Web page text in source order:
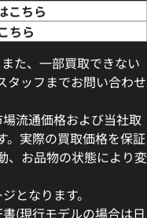
こちら
ちら
た、一部買取できない
タッフまでお問い合わせ
流通価格および当社取
。実際の買取価格を保証
、お品物の状態により変
となります。
(現行モデルの場合は日